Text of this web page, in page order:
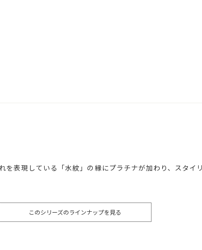
を表現している「水紋」の縁にプラチナが加わり、スタイ
このシリーズのラインナップを見る